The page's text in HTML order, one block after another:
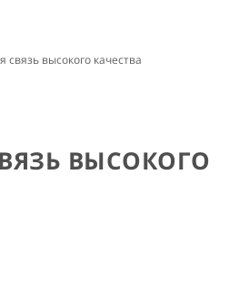
связь высокого качества
ВЫСОКОГО